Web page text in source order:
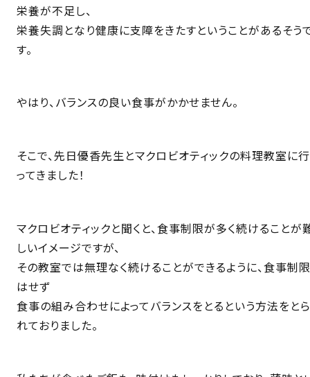
栄養が不足し、
栄養失調となり健康に支障をきたすということがあるそう
す。
やはり、バランスの良い食事がかかせません。
そこで、先日優香先生とマクロビオティックの料理教室に行
ってきました！
マクロビオティックと聞くと、食事制限が多く続けることが
しいイメージですが、
その教室では無理なく続けることができるように、食事制限
はせず
食事の組み合わせによってバランスをとるという方法をとら
れておりました。